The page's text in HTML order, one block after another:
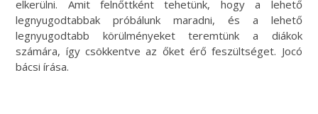
elkerülni. Amit felnőttként tehetünk, hogy a lehető
legnyugodtabbak próbálunk maradni, és a lehető
legnyugodtabb körülményeket teremtünk a diákok
számára, így csökkentve az őket érő feszültséget. Jocó
bácsi írása.